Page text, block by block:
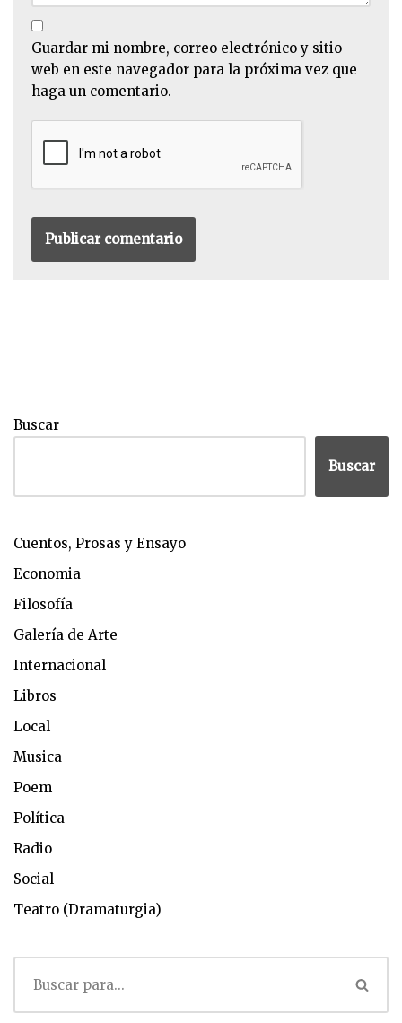
Guardar mi nombre, correo electrónico y sitio
web en este navegador para la próxima vez que
haga un comentario.
Buscar
Buscar
Cuentos, Prosas y Ensayo
Economia
Filosofía
Galería de Arte
Internacional
Libros
Local
Musica
Poem
Política
Radio
Social
Teatro (Dramaturgia)